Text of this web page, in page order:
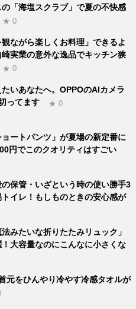
「海塩スクラブ」で夏の不快感
★ 0
観ながら楽しくお料理」できるよ
実業の意外な逸品でキッチン狭
★ 0
いあなたへ。OPPOのAIカメラ
ってます
★ 0
ートパンツ」が夏場の新定番に
円でこのクオリティはすごい
保管・いざという時の使い勝手3
イレ！もしものときの安心感が
みたいな折りたたみリュック」
大容量なのにこんなに小さくな
元をひんやり冷やす冷感タオルが